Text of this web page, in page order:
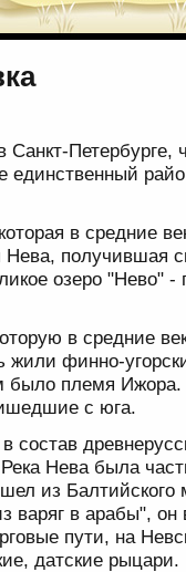
Петербурге,
единственный
в средние
получившая
озеро "Нево"
в средние
финно-
было племя
с юга.
Нева была
из
варяг в арабы", он
пути, на
датские рыцари.